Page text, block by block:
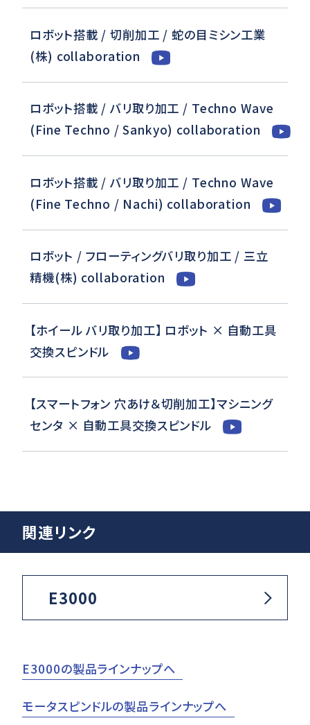
ロボット搭載 / 切削加工 / 蛇の目ミシン工業
(株) collaboration
ロボット搭載 / バリ取り加工 / Techno Wave
(Fine Techno / Sankyo) collaboration
ロボット搭載 / バリ取り加工 / Techno Wave
(Fine Techno / Nachi) collaboration
ロボット / フローティングバリ取り加工 / 三立
精機(株) collaboration
【ホイール バリ取り加工】 ロボット × 自動工具
交換スピンドル
【スマートフォン 穴あけ＆切削加工】マシニング
センタ × 自動工具交換スピンドル
関連リンク
E3000
E3000の製品ラインナップへ
モータスピンドルの製品ラインナップへ